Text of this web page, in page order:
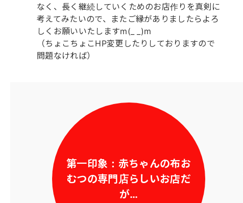
なく、長く継続していくためのお店作りを真剣に
考えてみたいので、またご縁がありましたらよろ
しくお願いいたしますm(_ _)m
（ちょこちょこHP変更したりしておりますので
問題なければ）
第一印象：赤ちゃんの布お
むつの専門店らしいお店だ
が…